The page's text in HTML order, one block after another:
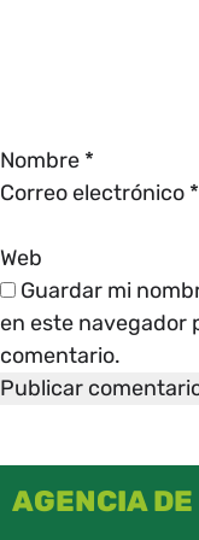
Nombre *
Correo electrónico *
Web
Guardar mi
en este navegador
comentario.
AGENCIA